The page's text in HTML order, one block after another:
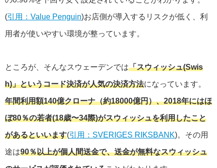
(引用：Value Penguin)お店側が導入するリスクが低く、利
用者が使いやすい環境が整っています。
ところが、そんなスウェーデンでは「スウィッシュ(Swis
h)」というコード決済が人気の決済方法になっています。
年間利用額140億クローナ（約18000億円）、2018年にはほ
ぼ80％の若者(18歳〜34際)がスウィッシュを利用したこと
があるといいます(引用：SVERIGES RIKSBANK)。その用
途は90％以上が個人間送金で、送金が無料なスウィッシュ